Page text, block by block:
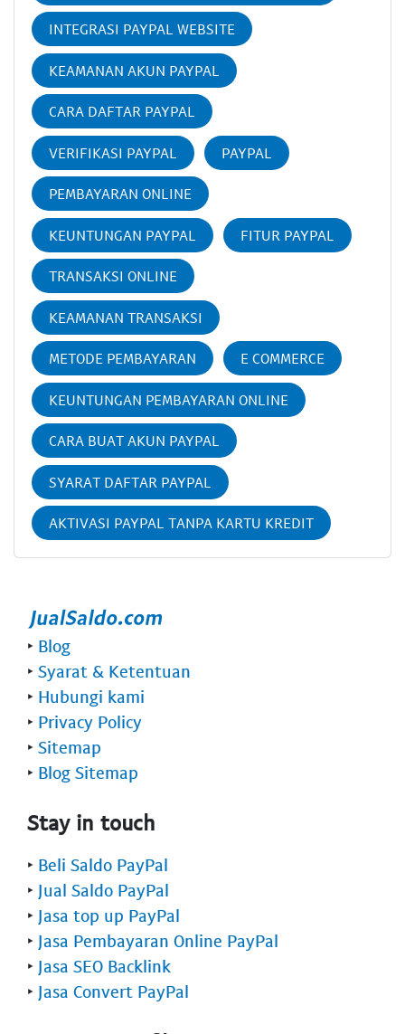
INTEGRASI PAYPAL WEBSITE
KEAMANAN AKUN PAYPAL
CARA DAFTAR PAYPAL
VERIFIKASI PAYPAL PAYPAL
PEMBAYARAN ONLINE
KEUNTUNGAN PAYPAL FITUR PAYPAL
TRANSAKSI ONLINE
KEAMANAN TRANSAKSI
METODE PEMBAYARAN E COMMERCE
KEUNTUNGAN PEMBAYARAN ONLINE
CARA BUAT AKUN PAYPAL
SYARAT DAFTAR PAYPAL
AKTIVASI PAYPAL TANPA KARTU KREDIT
‣ Blog
‣ Syarat & Ketentuan
‣ Hubungi kami
‣ Privacy Policy
‣ Sitemap
‣ Blog Sitemap
Stay in touch
‣ Beli Saldo PayPal
‣ Jual Saldo PayPal
‣ Jasa top up PayPal
‣ Jasa Pembayaran Online PayPal
‣ Jasa SEO Backlink
‣ Jasa Convert PayPal